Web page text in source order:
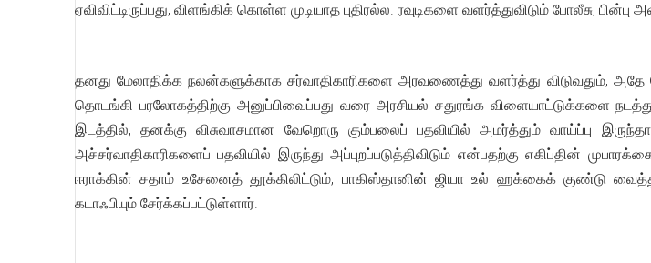
ஏவிவிட்டிருப்பது, விளங்கிக் கொள்ள முடியாத புதிரல்ல. ரவுடிகளை வளர்த்துவிடும் போலீசு,
தனது மேலாதிக்க நலன்களுக்காக சர்வாதிகாரிகளை அரவணைத்து வளர்த்து விடுவதும், அதே
தொடங்கி பரலோகத்திற்கு அனுப்பிவைப்பது வரை அரசியல் சதுரங்க விளையாட்டுக்களை
இடத்தில், தனக்கு விசுவாசமான வேறொரு கும்பலைப் பதவியில் அமர்த்தும் வாய்ப்பு
அச்சர்வாதிகாரிகளைப் பதவியில் இருந்து அப்புறப்படுத்திவிடும் என்பதற்கு எகிப்தின்
ஈராக்கின் சதாம் உசேனைத் தூக்கிலிட்டும், பாகிஸ்தானின் ஜியா உல் ஹக்கைக் குண்டு
கடாஃபியும் சேர்க்கப்பட்டுள்ளார்.